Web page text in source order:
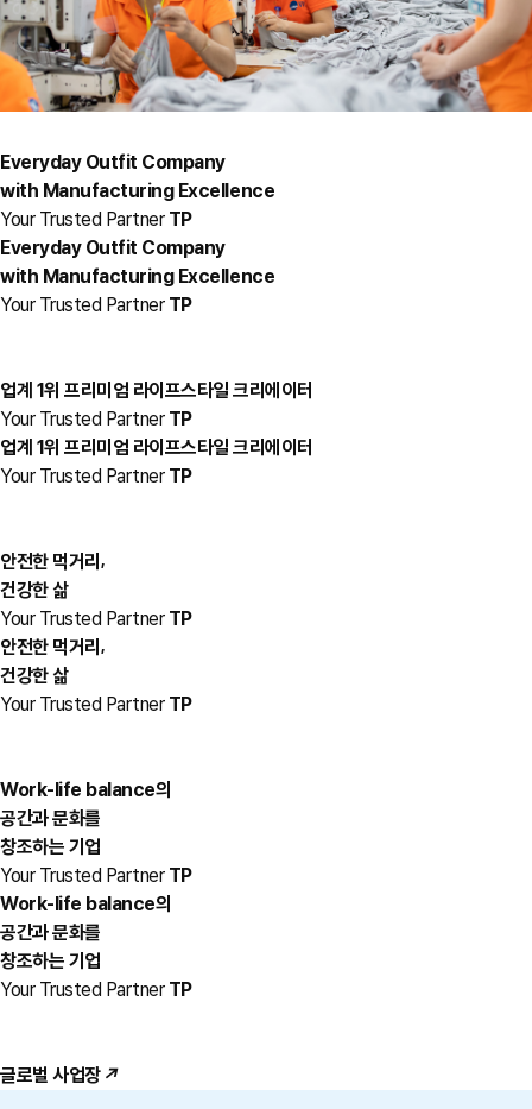
Everyday Outfit Company
with Manufacturing Excellence
Your Trusted Partner TP
Everyday Outfit Company
with Manufacturing Excellence
Your Trusted Partner TP
업계 1위 프리미엄 라이프스타일 크리에이터
Your Trusted Partner TP
업계 1위 프리미엄 라이프스타일 크리에이터
Your Trusted Partner TP
안전한 먹거리
건강한 삶
Your Trusted Partner TP
안전한 먹거리
건강한 삶
Your Trusted Partner TP
Work-life balance의
공간과 문화를
창조하는 기업
Your Trusted Partner TP
Work-life balance의
공간과 문화를
창조하는 기업
Your Trusted Partner TP
글로벌 사업장↗